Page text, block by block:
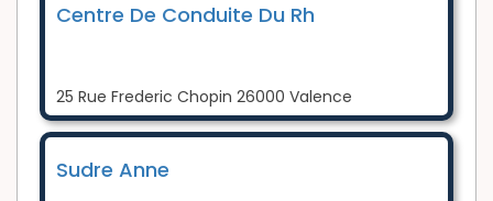
Centre De Conduite Du Rh
25 Rue Frederic Chopin 26000 Valence
Sudre Anne